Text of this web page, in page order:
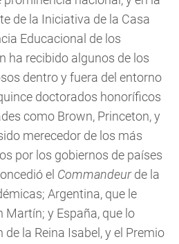
de la Iniciativa de la Casa
Educacional de los
ha recibido algunos de los
dentro y fuera del entorno
doctorados honoríficos
como Brown, Princeton, y
merecedor de los más
por los gobiernos de países
el Commandeurde la
Argentina, que le
Martín; y España, que lo
la Reina Isabel, y el Premio